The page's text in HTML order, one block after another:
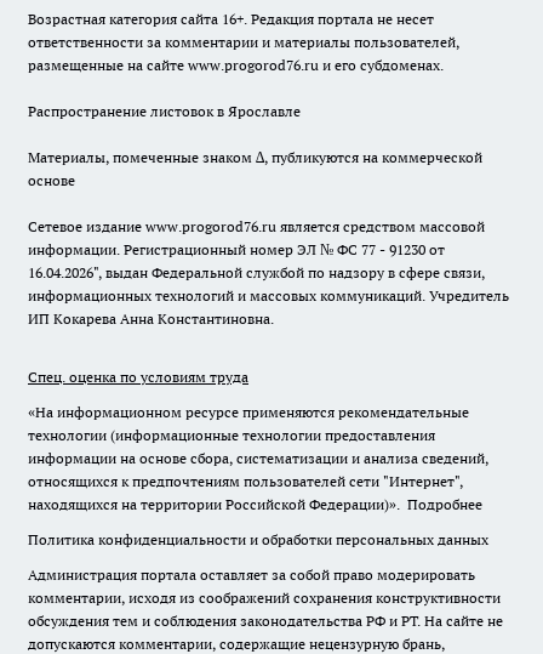
Возрастная категория сайта 16+. Редакция портала не несет
ответственности за комментарии и материалы пользователей,
размещенные на сайте www.progorod76.ru и его субдоменах.
Распространение листовок в Ярославле
Материалы, помеченные знаком ∆, публикуются на коммерческой
основе
Сетевое издание www.progorod76.ru является средством массовой
информации. Регистрационный номер ЭЛ № ФС 77 - 91230 от
16.04.2026", выдан Федеральной службой по надзору в сфере связи,
информационных технологий и массовых коммуникаций. Учредитель
ИП Кокарева Анна Константиновна.
Спец. оценка по условиям труда
«На информационном ресурсе применяются рекомендательные
технологии (информационные технологии предоставления
информации на основе сбора, систематизации и анализа сведений,
относящихся к предпочтениям пользователей сети "Интернет",
находящихся на территории Российской Федерации)». Подробнее
Политика конфиденциальности и обработки персональных данных
Администрация портала оставляет за собой право модерировать
комментарии, исходя из соображений сохранения конструктивности
обсуждения тем и соблюдения законодательства РФ и РТ. На сайте не
допускаются комментарии, содержащие нецензурную брань,